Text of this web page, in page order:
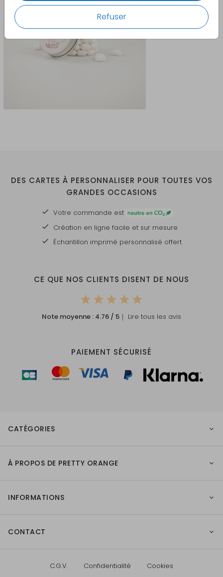
Refuser
DES CARTES À PERSONNALISER POUR TOUTES VOS
GRANDES OCCASIONS
Votre commande est
Création en ligne facile et sur mesure
Échantillon imprimé personnalisé offert
CE QUE NOS CLIENTS DISENT DE NOUS
Note moyenne : 4.76 / 5 ｜ Lire tous les avis
PAIEMENT SÉCURISÉ
CATÉGORIES
À PROPOS DE PRETTY ORANGE
INFORMATIONS
CONTACT
C.G.V. Confidentialité Cookies